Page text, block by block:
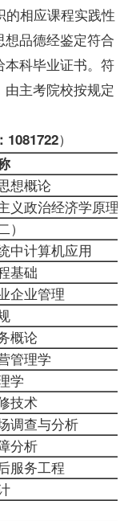
的相应课程实践性
品德经鉴定符合
科毕业证书。符
主考院校按规定
1081722）
想概论
义政治经济学原理
）
中计算机应用
基础
企业管理
概论
管理学
学
技术
调查与分析
分析
服务工程